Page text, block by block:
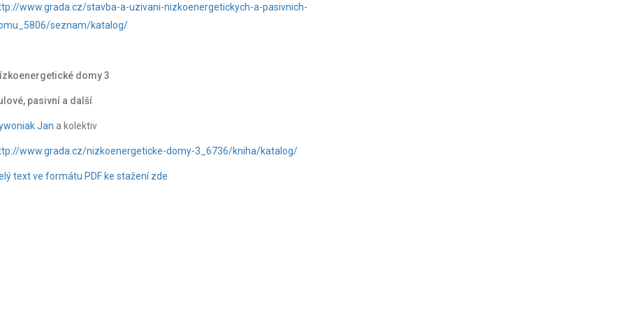
www.grada.cz/stavba-a-uzivani-nizkoenergetickych-a-pasivnich-
seznam/katalog/
domy 3
pasivní a další
Jan a kolektiv
www.grada.cz/nizkoenergeticke-domy-3_6736/kniha/katalog/
text ve formátu PDF ke stažení zde